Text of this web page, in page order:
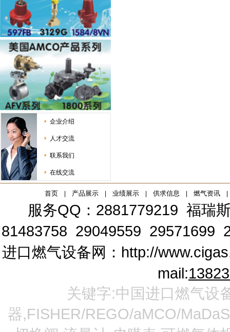
企业介绍
人才交流
联系我们
在线交流
首页 产品展示 业绩展示 供求信息 燃气资讯
服务QQ：2881779219 福瑞
81483758 29049559 29571699
进口燃气设备网： http://
mail:
关键字:中国进口燃气设
器,FISHER/REGO/aMCO/